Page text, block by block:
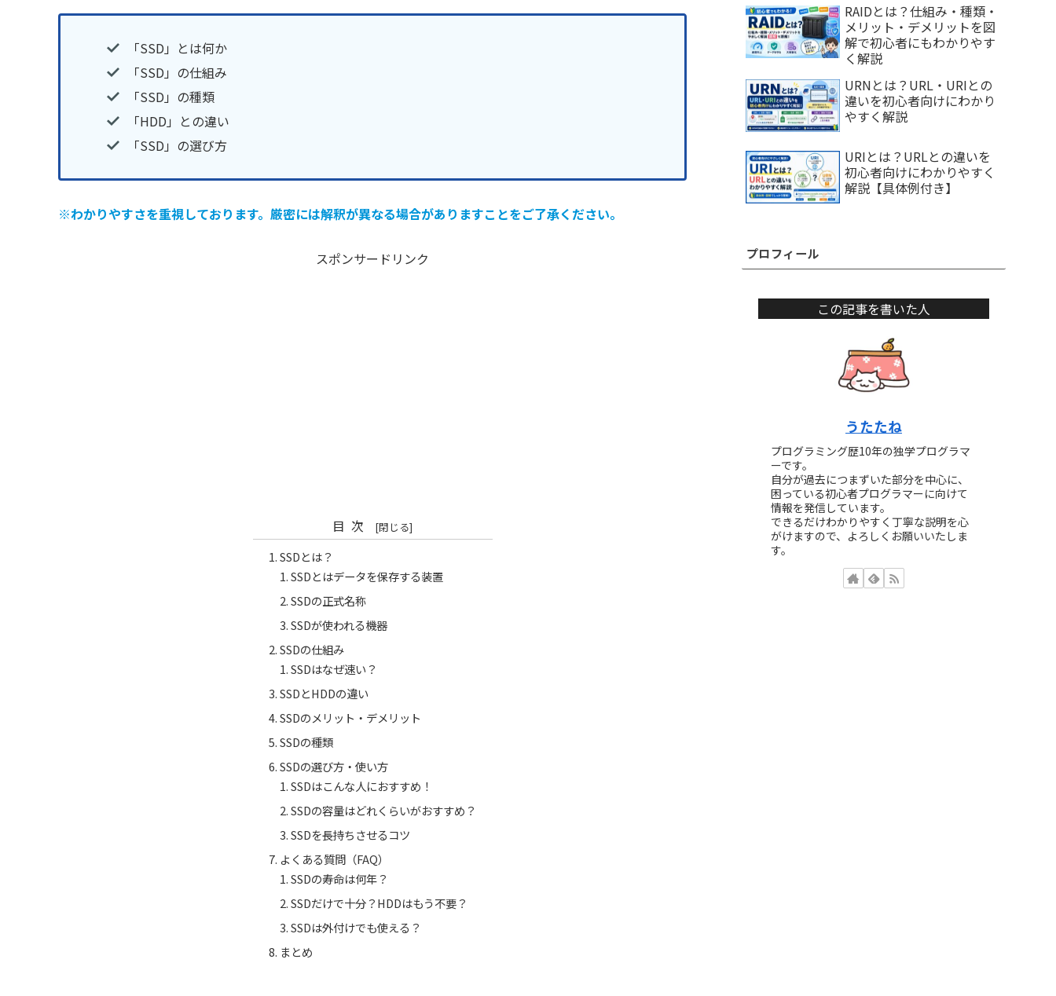
「SSD」とは何か
「SSD」の仕組み
「SSD」の種類
「HDD」との違い
「SSD」の選び方
※わかりやすさを重視しております。厳密には解釈が異なる場合がありますことをご了承ください。
スポンサードリンク
目次
SSDとは？
SSDとはデータを保存する装置
SSDの正式名称
SSDが使われる機器
SSDの仕組み
SSDはなぜ速い？
SSDとHDDの違い
SSDのメリット・デメリット
SSDの種類
SSDの選び方・使い方
SSDはこんな人におすすめ！
SSDの容量はどれくらいがおすすめ？
SSDを長持ちさせるコツ
よくある質問（FAQ）
SSDの寿命は何年？
SSDだけで十分？HDDはもう不要？
SSDは外付けでも使える？
まとめ
RAIDとは？仕組み・種類・
メリット・デメリットを図
解で初心者にもわかりやす
く解説
URNとは？URL・URIとの
違いを初心者向けにわかり
やすく解説
URIとは？URLとの違いを
初心者向けにわかりやすく
解説【具体例付き】
プロフィール
この記事を書いた人
うたたね
プログラミング歴10年の独学プログラマ
ーです。
自分が過去につまずいた部分を中心に、
困っている初心者プログラマーに向けて
情報を発信しています。
できるだけわかりやすく丁寧な説明を心
がけますので、よろしくお願いいたしま
す。